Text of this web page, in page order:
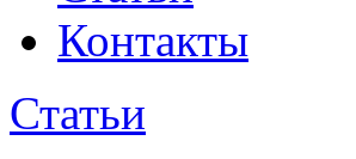
Контакты
Статьи